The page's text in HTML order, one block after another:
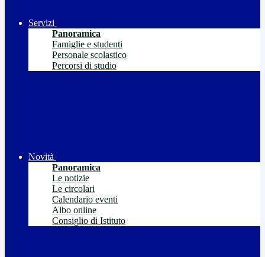
Servizi
Panoramica
Famiglie e studenti
Personale scolastico
Percorsi di studio
Novità
Panoramica
Le notizie
Le circolari
Calendario eventi
Albo online
Consiglio di Istituto